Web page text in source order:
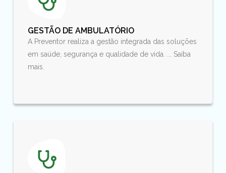
GESTÃO DE AMBULATÓRIO
A Preventor realiza a gestão integrada das soluções
em saúde, segurança e qualidade de vida. ... Saiba
mais.